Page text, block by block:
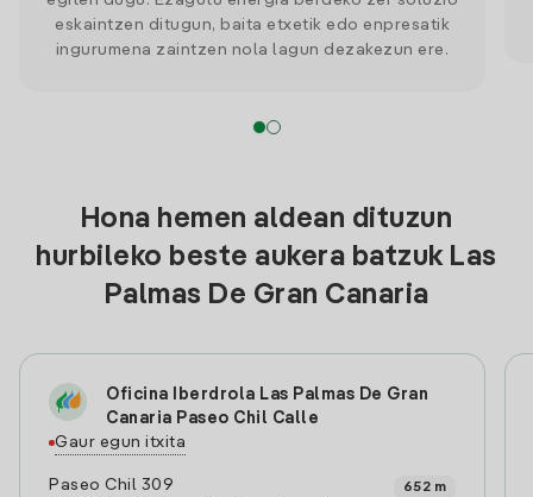
eskaintzen ditugun, baita etxetik edo enpresatik
ingurumena zaintzen nola lagun dezakezun ere.
Hona hemen aldean dituzun
hurbileko beste aukera batzuk Las
Palmas De Gran Canaria
Oficina Iberdrola Las Palmas De Gran
Canaria Paseo Chil Calle
Gaur egun itxita
Paseo Chil 309
652 m